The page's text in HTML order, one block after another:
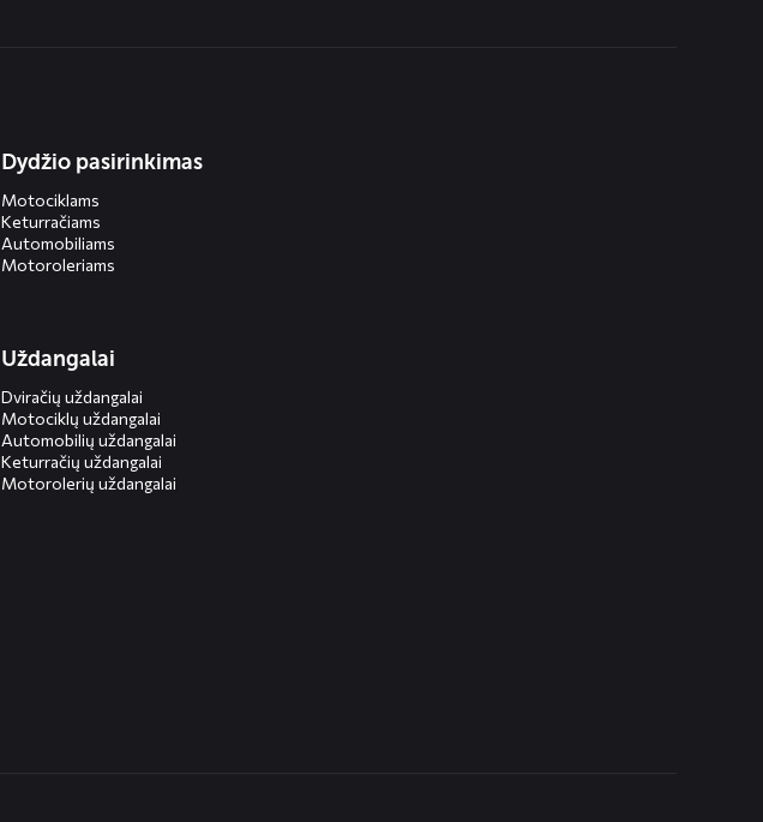
Dydžio pasirinkimas
Motociklams
Keturračiams
Automobiliams
Motoroleriams
Uždangalai
Dviračių uždangalai
Motociklų uždangalai
Automobilių uždangalai
Keturračių uždangalai
Motorolerių uždangalai